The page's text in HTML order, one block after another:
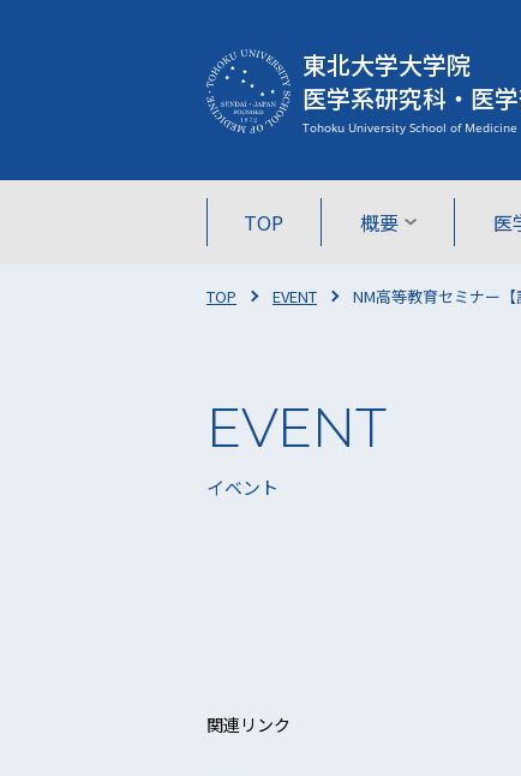
東北大学大学院
医学系研究科・医
TOP 概要 医
TOP EVENT NM高等教育セミナー
イベント
関連リンク